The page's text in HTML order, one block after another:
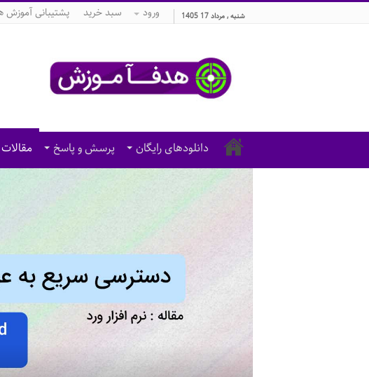
شنبه , مرداد 17 1405 ورود سبد خرید پشتیبانی آموزش
دانلودهای رایگان پرسش و پاسخ مقالات